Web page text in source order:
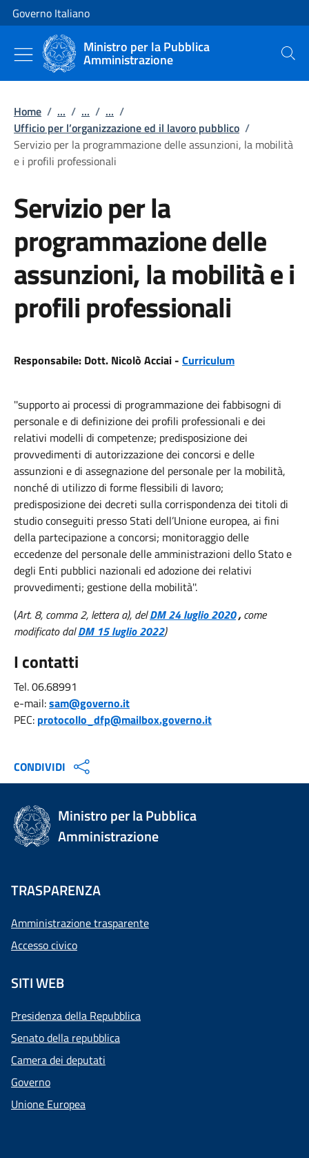
Vai al contenuto
Vai alla navigazione del sito
Governo Italiano
Ministro per la Pubblica
Amministrazione Cerca
Home / ... / ... / ... /
Ufficio per l’organizzazione ed il lavoro pubblico /
Servizio per la programmazione delle assunzioni, la mobilità
e i profili professionali
Servizio per la
programmazione delle
assunzioni, la mobilità e i
profili professionali
Responsabile: Dott. Nicolò Acciai - Curriculum
''supporto ai processi di programmazione dei fabbisogni di
personale e di definizione dei profili professionali e dei
relativi modelli di competenze; predisposizione dei
provvedimenti di autorizzazione dei concorsi e delle
assunzioni e di assegnazione del personale per la mobilità,
nonché di utilizzo di forme flessibili di lavoro;
predisposizione dei decreti sulla corrispondenza dei titoli di
studio conseguiti presso Stati dell’Unione europea, ai fini
della partecipazione a concorsi; monitoraggio delle
eccedenze del personale delle amministrazioni dello Stato e
degli Enti pubblici nazionali ed adozione dei relativi
provvedimenti; gestione della mobilità''.
(Art. 8, comma 2, lettera a), delDM 24 luglio 2020,come
modificato dalDM 15 luglio 2022)
I contatti
Tel. 06.68991
e-mail:sam@governo.it
PEC: protocollo_dfp@mailbox.governo.it
CONDIVIDI
Ministro per la Pubblica
Amministrazione
TRASPARENZA
Amministrazione trasparente
Accesso civico
SITI WEB
Presidenza della Repubblica
Senato della repubblica
Camera dei deputati
Governo
Unione Europea